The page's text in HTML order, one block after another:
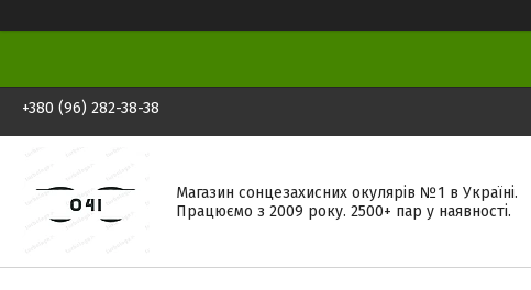
+380 (96) 282-38-38
Магазин сонцезахисних окулярів №1 в Україні.
Працюємо з 2009 року. 2500+ пар у наявності.